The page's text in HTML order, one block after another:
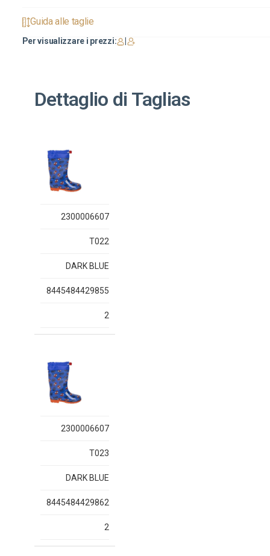
Guida alle taglie
Per visualizzare i prezzi:
Dettaglio di Taglias
2300006607
T022
DARK BLUE
8445484429855
2
2300006607
T023
DARK BLUE
8445484429862
2